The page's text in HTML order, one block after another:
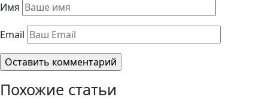
Имя
Email
Похожие статьи